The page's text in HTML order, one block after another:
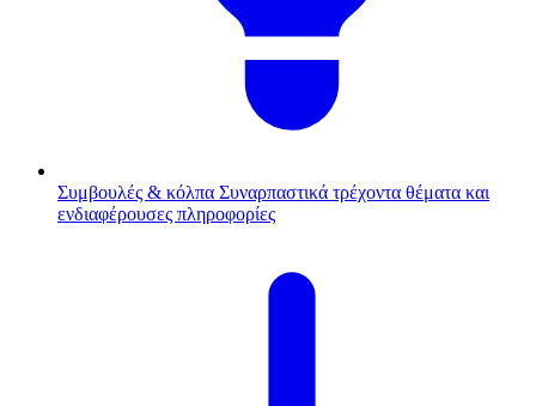
Συμβουλές & κόλπα Συναρπαστικά τρέχοντα θέματα και
ενδιαφέρουσες πληροφορίες